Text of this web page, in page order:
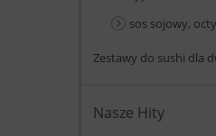
sos sojowy,
Zestawy do sushi dla
Nasze Hity